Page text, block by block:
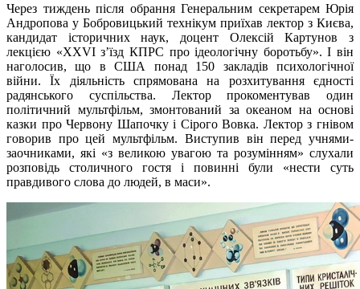
Через тиждень після обрання Генеральним секретарем Юрія
Андропова у Бобровицький технікум приїхав лектор з Києва,
кандидат історичних наук, доцент Олексій Картунов з
лекцією «ХХVI з’їзд КПРС про ідеологічну боротьбу». І він
наголосив, що в США понад 150 закладів психологічної
війни. Їх діяльність спрямована на розхитування єдності
радянського суспільства. Лектор прокоментував один
політичний мультфільм, змонтований за океаном на основі
казки про Червону Шапочку і Сірого Вовка. Лектор з гнівом
говорив про цей мультфільм. Виступив він перед учнями-
заочниками, які «з великою увагою та розумінням» слухали
розповідь столичного гостя і повинні були «нести суть
правдивого слова до людей, в маси».